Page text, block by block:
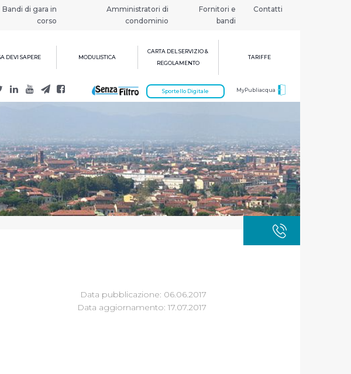
Bandi di gara in
corso
Amministratori di
condominio
Fornitori e
bandi
Contatti
DEVI SAPERE MODULISTICA
CARTA DEL SERVIZIO &
REGOLAMENTO
TARIFFE
MyPubliacqua
Sportello Digitale
Data pubblicazione: 06.06.2017
Data aggiornamento: 17.07.2017